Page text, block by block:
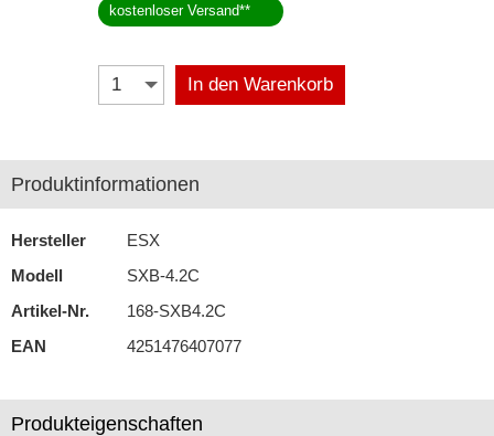
Recoil
Rockford Fosgate
für BMW
kostenloser Versand**
In den Warenkorb
Produktinformationen
Hersteller
ESX
Modell
SXB-4.2C
Artikel-Nr.
168-SXB4.2C
EAN
4251476407077
Produkteigenschaften